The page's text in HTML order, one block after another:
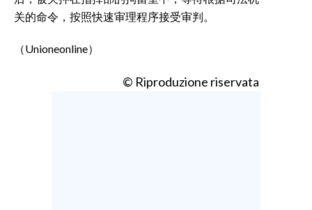
关的命令，按照快速审理程序接受审判。
（Unioneonline）
© Riproduzione riservata